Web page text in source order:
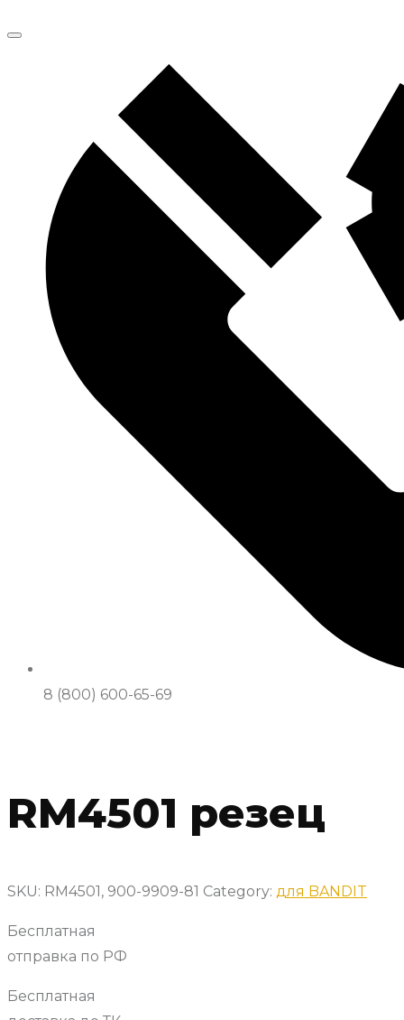
8 (800) 600-65-69
RM4501 резец
SKU: RM4501, 900-9909-81 Category: для BANDIT
Бесплатная
отправка по РФ
Бесплатная